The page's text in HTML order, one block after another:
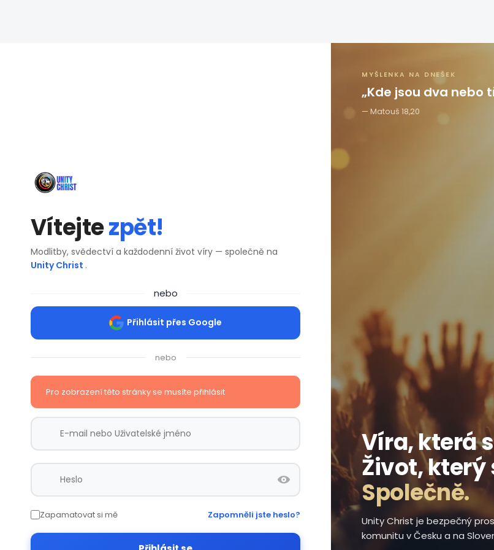
Vítejtezpět!
Modlitby, svědectví a každodenní život víry — společně na
Unity Christ .
nebo
Přihlásit přes Google
nebo
Pro zobrazení této stránky se musíte přihlásit
Zapamatovat si mě Zapomněli jste heslo?
Víra, která
Život, který
Společně.
Unity Christ je bezpečný
komunitu v Česku a na
MYŠLENKA NA DNEŠEK
„Kde jsou dva nebo
Matouš 18,20